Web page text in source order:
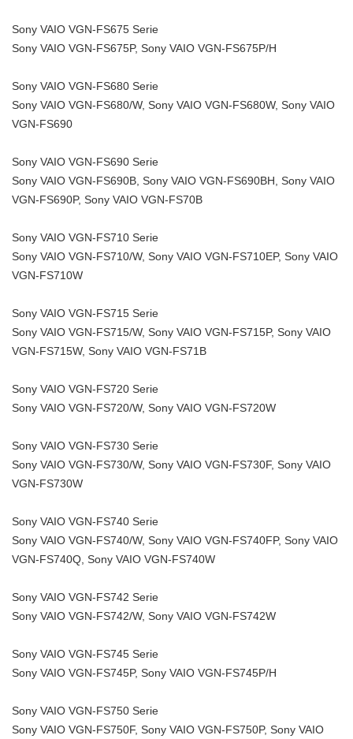
Sony VAIO VGN-FS675 Serie
Sony VAIO VGN-FS675P, Sony VAIO VGN-FS675P/H
Sony VAIO VGN-FS680 Serie
Sony VAIO VGN-FS680/W, Sony VAIO VGN-FS680W, Sony VAIO
VGN-FS690
Sony VAIO VGN-FS690 Serie
Sony VAIO VGN-FS690B, Sony VAIO VGN-FS690BH, Sony VAIO
VGN-FS690P, Sony VAIO VGN-FS70B
Sony VAIO VGN-FS710 Serie
Sony VAIO VGN-FS710/W, Sony VAIO VGN-FS710EP, Sony VAIO
VGN-FS710W
Sony VAIO VGN-FS715 Serie
Sony VAIO VGN-FS715/W, Sony VAIO VGN-FS715P, Sony VAIO
VGN-FS715W, Sony VAIO VGN-FS71B
Sony VAIO VGN-FS720 Serie
Sony VAIO VGN-FS720/W, Sony VAIO VGN-FS720W
Sony VAIO VGN-FS730 Serie
Sony VAIO VGN-FS730/W, Sony VAIO VGN-FS730F, Sony VAIO
VGN-FS730W
Sony VAIO VGN-FS740 Serie
Sony VAIO VGN-FS740/W, Sony VAIO VGN-FS740FP, Sony VAIO
VGN-FS740Q, Sony VAIO VGN-FS740W
Sony VAIO VGN-FS742 Serie
Sony VAIO VGN-FS742/W, Sony VAIO VGN-FS742W
Sony VAIO VGN-FS745 Serie
Sony VAIO VGN-FS745P, Sony VAIO VGN-FS745P/H
Sony VAIO VGN-FS750 Serie
Sony VAIO VGN-FS750F, Sony VAIO VGN-FS750P, Sony VAIO